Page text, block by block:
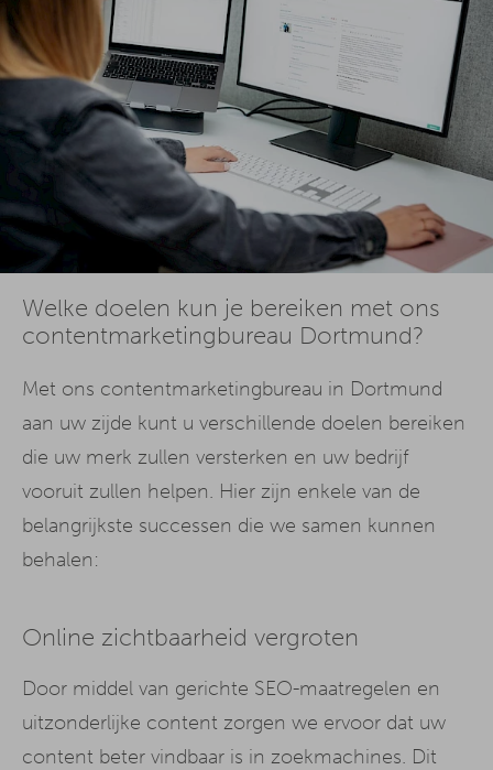
Welke doelen kun je bereiken met ons
contentmarketingbureau Dortmund?
Met ons contentmarketingbureau in Dortmund
aan uw zijde kunt u verschillende doelen bereiken
die uw merk zullen versterken en uw bedrijf
vooruit zullen helpen. Hier zijn enkele van de
belangrijkste successen die we samen kunnen
behalen:
Online zichtbaarheid vergroten
Door middel van gerichte SEO-maatregelen en
uitzonderlijke content zorgen we ervoor dat uw
content beter vindbaar is in zoekmachines. Dit